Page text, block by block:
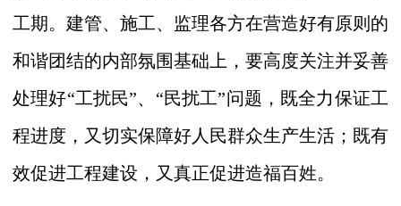
工期。建管、施工、监理各方在营造好有原则的
和谐团结的内部氛围基础上，要高度关注并妥善
处理好“工扰民”、“民扰工”问题， 既全力保证工
程进度，又切实保障好人民群众生产生活；既有
效促进工程建设，又真正促进造福百姓。